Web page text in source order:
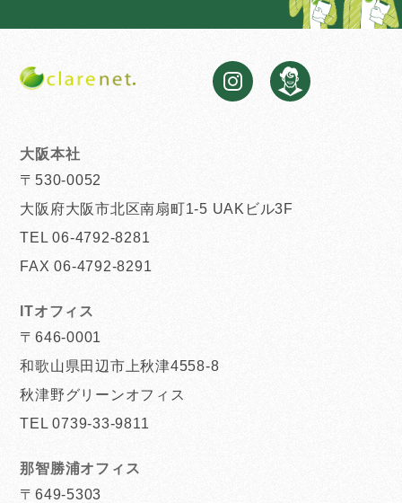
大阪本社
〒530-0052
大阪府大阪市北区南扇町1-5 UAKビル3F
TEL 06-4792-8281
FAX 06-4792-8291
ITオフィス
〒646-0001
和歌山県田辺市上秋津4558-8
秋津野グリーンオフィス
TEL 0739-33-9811
那智勝浦オフィス
〒649-5303